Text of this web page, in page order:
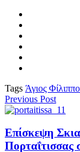
Tags Άγιος
Previous Post
Επίσκεψη
Πορταΐτισσας